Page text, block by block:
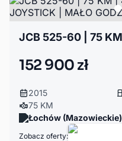
152 900 zł
2015
75 KM
Łochów (Mazowieckie)
Zobacz oferty: